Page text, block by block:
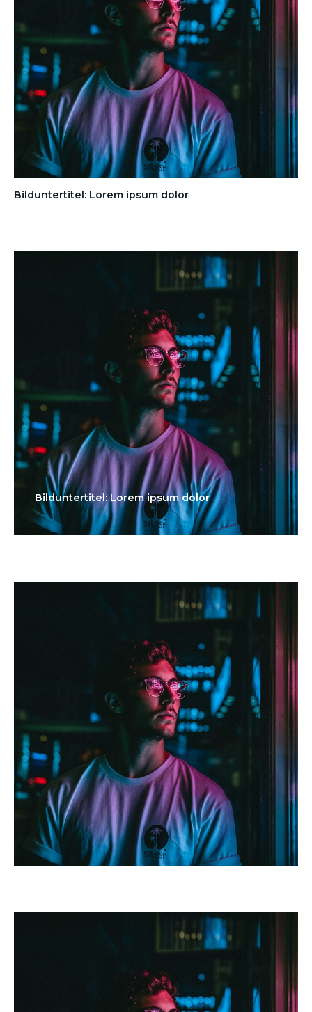
Bilduntertitel: Lorem ipsum dolor
Bilduntertitel: Lorem ipsum dolor